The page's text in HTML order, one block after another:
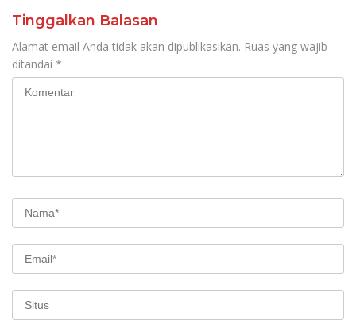
Tinggalkan Balasan
Alamat email Anda tidak akan dipublikasikan. Ruas yang wajib
ditandai *